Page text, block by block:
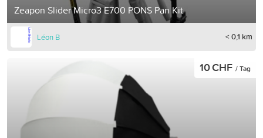
Zeapon Slider Micro3 E700 PONS Pan Kit
Léon B < 0,1 km
10 CHF / Tag